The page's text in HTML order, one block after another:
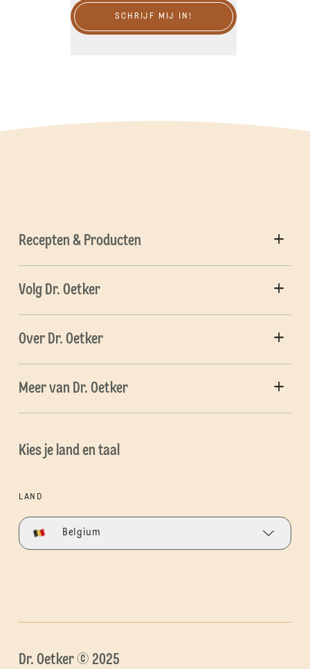
SCHRIJF MIJ IN!
Recepten & Producten
Volg Dr. Oetker
Over Dr. Oetker
Meer van Dr. Oetker
Kies je land en taal
LAND
Belgium
Dr. Oetker © 2025